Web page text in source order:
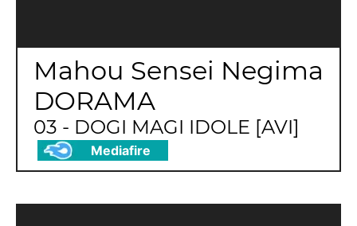
Mahou Sensei Negima
DORAMA
03 - DOGI MAGI IDOLE [AVI]
Mediafire